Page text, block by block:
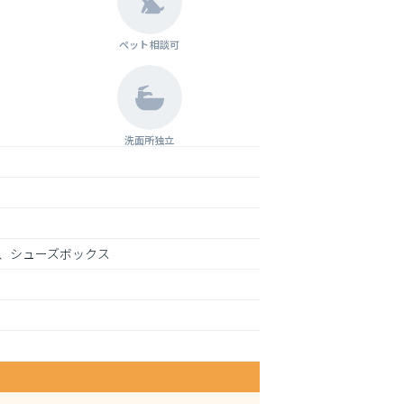
ペット相談可
洗面所独立
シューズボックス